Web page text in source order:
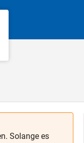
Solange es